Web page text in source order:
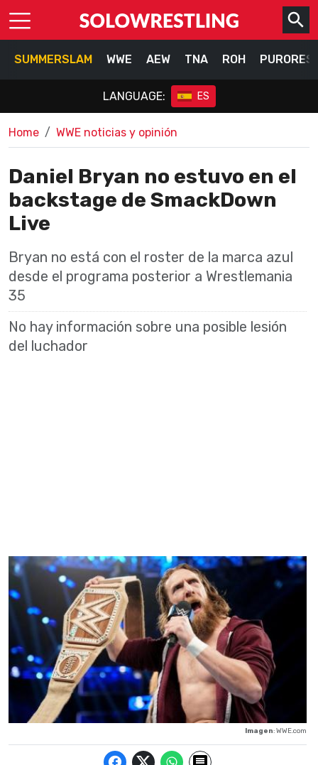
SUMMERSLAM WWE AEW TNA ROH
LANGUAGE: ES
Home WWE noticias y opinión
Daniel Bryan no estuvo en el
backstage de SmackDown
Live
Bryan no está con el roster de la marca azul
desde el programa posterior a Wrestlemania
35
No hay información sobre una posible lesión
del luchador
Imagen: WWE.com